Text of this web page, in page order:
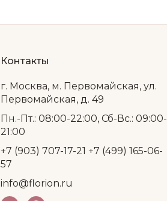
Контакты
г. Москва, м. Первомайская, ул.
Первомайская, д. 49
Пн.-Пт.: 08:00-22:00, Сб-Вс.: 09:00-
21:00
+7 (903) 707-17-21 +7 (499) 165-06-
57
info@florion.ru